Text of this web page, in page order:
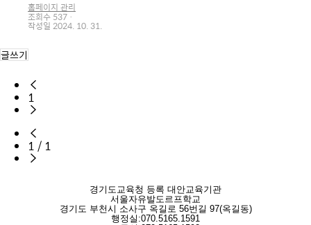
부
파
일
홈페이지 관리
조회수 537
작성일 2024. 10. 31.
글쓰기
1
1 / 1
경기도교육청 등록 대안교육기관
서울자유발도르프학교
경기도 부천시 소사구 옥길로 56번길 97(옥길동)
행정실:070.5165.1591